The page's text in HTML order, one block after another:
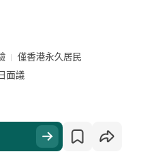
僅香港永久居民
面議